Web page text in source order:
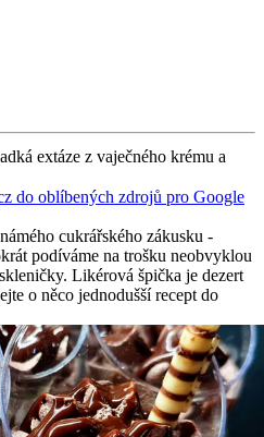
extáze z vaječného krému a
do oblíbených zdrojů pro Google
cukrářského zákusku -
podíváme na trošku neobvyklou
Likérová špička je dezert
o něco jednodušší recept do